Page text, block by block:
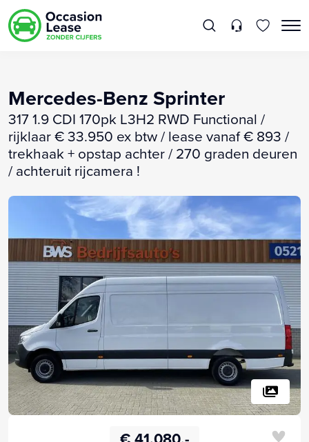
Mercedes-Benz Sprinter
317 1.9 CDI 170pk L3H2 RWD Functional /
rijklaar € 33.950 ex btw / lease vanaf € 893 /
trekhaak + opstap achter / 270 graden deuren
/ achteruit rijcamera !